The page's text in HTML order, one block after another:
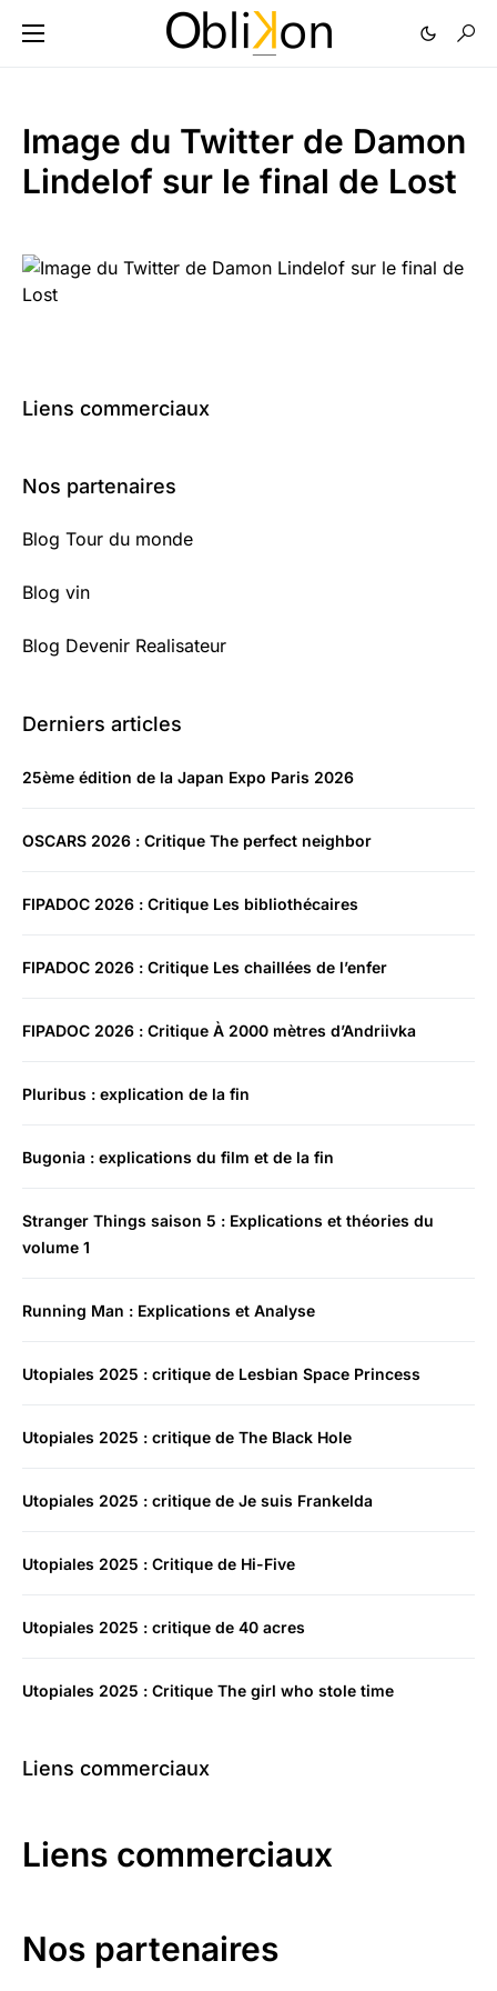
Image du Twitter de Damon
Lindelof sur le final de Lost
Liens commerciaux
Nos partenaires
Blog Tour du monde
Blog vin
Blog Devenir Realisateur
Derniers articles
25ème édition de la Japan Expo Paris 2026
OSCARS 2026 : Critique The perfect neighbor
FIPADOC 2026 : Critique Les bibliothécaires
FIPADOC 2026 : Critique Les chaillées de l’enfer
FIPADOC 2026 : Critique À 2000 mètres d’Andriivka
Pluribus : explication de la fin
Bugonia : explications du film et de la fin
Stranger Things saison 5 : Explications et théories du
volume 1
Running Man : Explications et Analyse
Utopiales 2025 : critique de Lesbian Space Princess
Utopiales 2025 : critique de The Black Hole
Utopiales 2025 : critique de Je suis Frankelda
Utopiales 2025 : Critique de Hi-Five
Utopiales 2025 : critique de 40 acres
Utopiales 2025 : Critique The girl who stole time
Liens commerciaux
Liens commerciaux
Nos partenaires